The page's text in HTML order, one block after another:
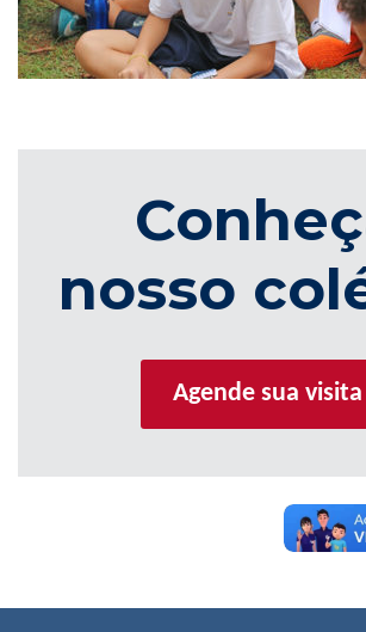
nosso
Agende sua visita